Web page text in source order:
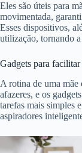
Eles são úteis para
movimentada,
Esses dispositivos,
utilização, tornando
Gadgets para
A rotina de uma mãe
afazeres, e os
tarefas mais simples
aspiradores